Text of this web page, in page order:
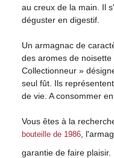
au creux de la main. Il
déguster en digestif.
Un armagnac de
des aromes de
Collectionneur »
seul fût. Ils
de vie. A consommer
Vous êtes à la
bouteille de 1986 ,
garantie de faire